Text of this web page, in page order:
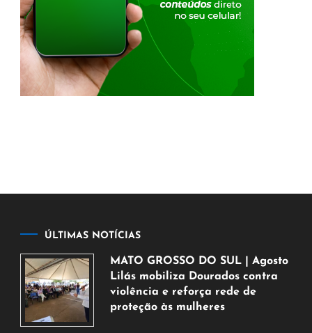
ÚLTIMAS NOTÍCIAS
MATO GROSSO DO SUL | Agosto
Lilás mobiliza Dourados contra
violência e reforça rede de
proteção às mulheres